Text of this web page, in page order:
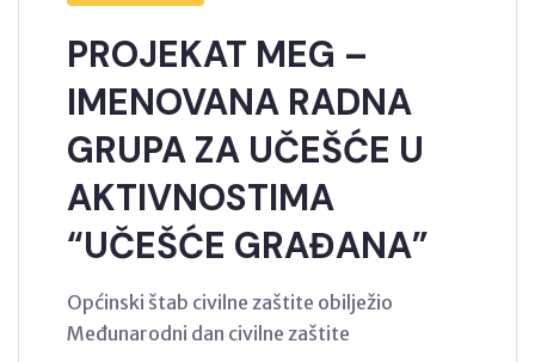
PROJEKAT MEG –
IMENOVANA RADNA
GRUPA ZA UČEŠĆE U
AKTIVNOSTIMA
“UČEŠĆE GRAĐANA”
Općinski štab civilne zaštite obilježio
Međunarodni dan civilne zaštite